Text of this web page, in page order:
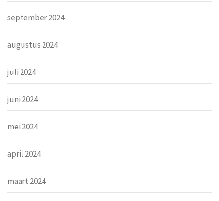
september 2024
augustus 2024
juli 2024
juni 2024
mei 2024
april 2024
maart 2024